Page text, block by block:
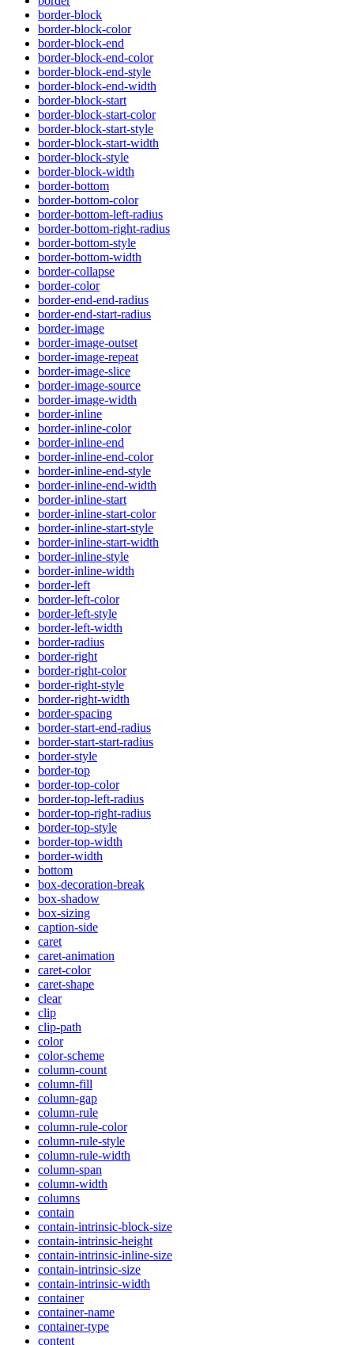
border-block
border-block-color
border-block-end
border-block-end-color
border-block-end-style
border-block-end-width
border-block-start
border-block-start-color
border-block-start-style
border-block-start-width
border-block-style
border-block-width
border-bottom
border-bottom-color
border-bottom-left-radius
border-bottom-right-radius
border-bottom-style
border-bottom-width
border-collapse
border-color
border-end-end-radius
border-end-start-radius
border-image
border-image-outset
border-image-repeat
border-image-slice
border-image-source
border-image-width
border-inline
border-inline-color
border-inline-end
border-inline-end-color
border-inline-end-style
border-inline-end-width
border-inline-start
border-inline-start-color
border-inline-start-style
border-inline-start-width
border-inline-style
border-inline-width
border-left
border-left-color
border-left-style
border-left-width
border-radius
border-right
border-right-color
border-right-style
border-right-width
border-spacing
border-start-end-radius
border-start-start-radius
border-style
border-top
border-top-color
border-top-left-radius
border-top-right-radius
border-top-style
border-top-width
border-width
bottom
box-decoration-break
box-shadow
box-sizing
caption-side
caret
caret-animation
caret-color
caret-shape
clear
clip
clip-path
color
color-scheme
column-count
column-fill
column-gap
column-rule
column-rule-color
column-rule-style
column-rule-width
column-span
column-width
columns
contain
contain-intrinsic-block-size
contain-intrinsic-height
contain-intrinsic-inline-size
contain-intrinsic-size
contain-intrinsic-width
container
container-name
container-type
content